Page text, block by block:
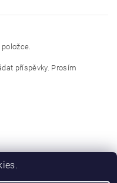
příspěvky. Prosím